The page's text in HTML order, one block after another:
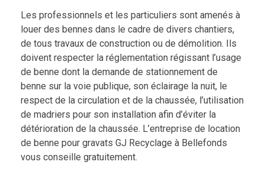
Les professionnels et les particuliers sont amenés à
louer des bennes dans le cadre de divers chantiers,
de tous travaux de construction ou de démolition. Ils
doivent respecter la réglementation régissant l’usage
de benne dont la demande de stationnement de
benne sur la voie publique, son éclairage la nuit, le
respect de la circulation et de la chaussée, l’utilisation
de madriers pour son installation afin d’éviter la
détérioration de la chaussée. L’entreprise de location
de benne pour gravats GJ Recyclage à Bellefonds
vous conseille gratuitement.